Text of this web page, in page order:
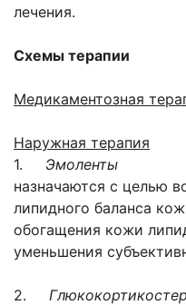
лечения.
Схемы терапии
Медикаментозная
Наружная терапия
1. Эмоленты
назначаются с целью
липидного баланса
обогащения кожи
уменьшения
2.